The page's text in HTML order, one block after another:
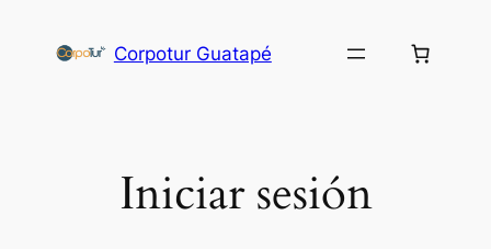
Corpotur Guatapé
Iniciar sesión